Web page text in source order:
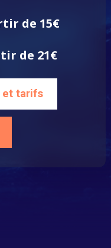
de 15€
de 21€
et tarifs